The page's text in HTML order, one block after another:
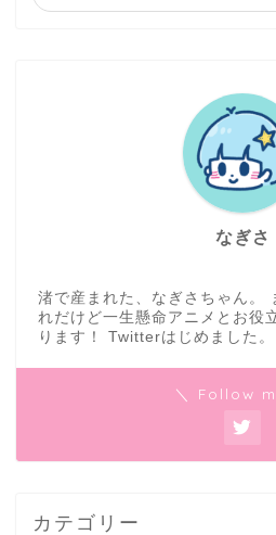
なぎさ
渚で産まれた、なぎさちゃん。
れだけど一生懸命アニメとお役
ります！ Twitterはじめました
＼ Follow
カテゴリー